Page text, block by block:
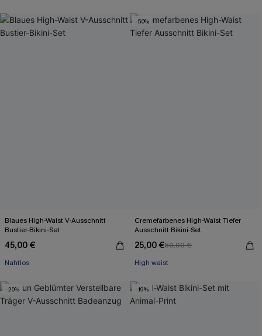
Blaues High-Waist V-Ausschnitt
Bustier-Bikini-Set
45,00 €
Nahtlos
-50%
Cremefarbenes High-Waist Tiefer
Ausschnitt Bikini-Set
25,00 €50,00 €
High waist
-20% -19%